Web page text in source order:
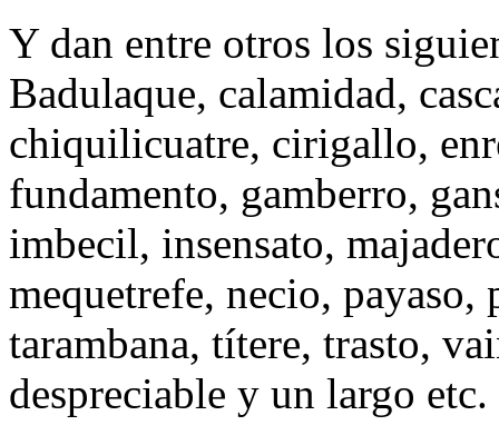
Y dan entre otros los
Badulaque, calamidad,
chiquilicuatre, cirigallo,
fundamento, gamberro,
imbecil, insensato,
mequetrefe, necio,
tarambana, títere, trasto,
despreciable y un largo